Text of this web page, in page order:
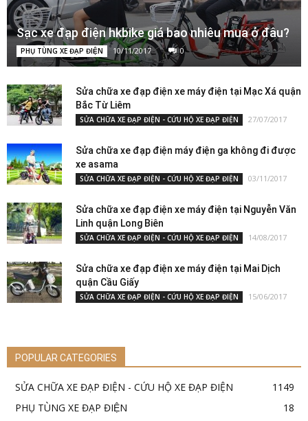
Sạc xe đạp điện hkbike giá bao nhiêu mua ở đâu?
PHỤ TÙNG XE ĐẠP ĐIỆN 10/11/2017 0
Sửa chữa xe đạp điện xe máy điện tại Mạc Xá quận
Bắc Từ Liêm
SỬA CHỮA XE ĐẠP ĐIỆN - CỨU HỘ XE ĐẠP ĐIỆN 27/07/2017
Sửa chữa xe đạp điện máy điện ga không đi được
xe asama
SỬA CHỮA XE ĐẠP ĐIỆN - CỨU HỘ XE ĐẠP ĐIỆN 03/11/2017
Sửa chữa xe đạp điện xe máy điện tại Nguyễn Văn
Linh quận Long Biên
SỬA CHỮA XE ĐẠP ĐIỆN - CỨU HỘ XE ĐẠP ĐIỆN 14/08/2017
Sửa chữa xe đạp điện xe máy điện tại Mai Dịch
quận Cầu Giấy
SỬA CHỮA XE ĐẠP ĐIỆN - CỨU HỘ XE ĐẠP ĐIỆN 15/06/2017
POPULAR CATEGORIES
SỬA CHỮA XE ĐẠP ĐIỆN - CỨU HỘ XE ĐẠP ĐIỆN
1149
PHỤ TÙNG XE ĐẠP ĐIỆN
18